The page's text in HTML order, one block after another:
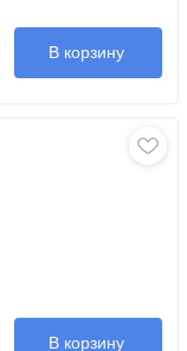
В корзину
В корзину